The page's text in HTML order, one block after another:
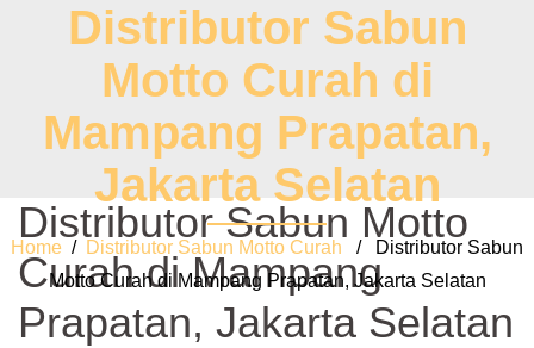
Distributor Sabun
Motto Curah di
Mampang Prapatan,
Jakarta Selatan
Home / Distributor Sabun Motto Curah / Distributor Sabun
Motto Curah di Mampang Prapatan, Jakarta Selatan
Distributor Sabun Motto
Curah di Mampang
Prapatan, Jakarta Selatan